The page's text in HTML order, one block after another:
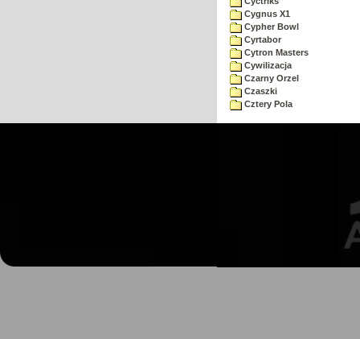
Cygnus X1
Cypher Bowl
Cyrtabor
Cytron Masters
Cywilizacja
Czarny Orzel
Czaszki
Cztery Pola